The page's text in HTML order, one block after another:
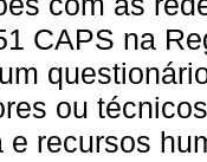
CAPS na
ou
e recursos